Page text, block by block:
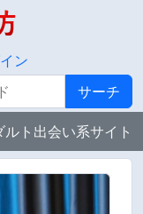
ン
サーチ
ルト出会い系サイト